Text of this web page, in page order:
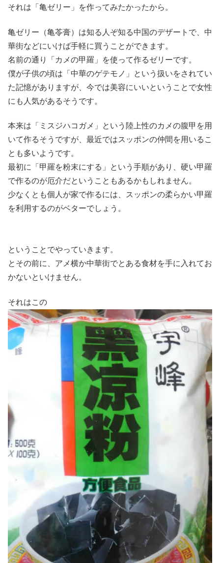
それは「亀ゼリー」を作ってみたかったから。
亀ゼリー（亀苓膏）は知る人ぞ知る中国のデザートで、中
華街などにいけば手軽に買うことができます。
名前の通り「カメの甲羅」を使って作るゼリーです。
僕が子供の頃は「中華のゲテモノ」という扱いをされてい
た記憶がありますが、今では美容にいいということで女性
にも人気があるそうです。
本来は「ミスジハコガメ」という陸上性のカメの腹甲を用
いて作るそうですが、最近ではスッポンの仲間を用いるこ
とも多いようです。
最初に「甲羅を粉末にする」という手順があり、硬い甲羅
で作るのが厄介だということもあるかもしれません。
少なくとも個人が家で作るには、スッポンの柔らかい甲羅
を利用するのがベターでしょう。
ということでやっていきます。
とその前に、アメ横か中華街でとある食材を手に入れてお
かないといけません。
それはこの